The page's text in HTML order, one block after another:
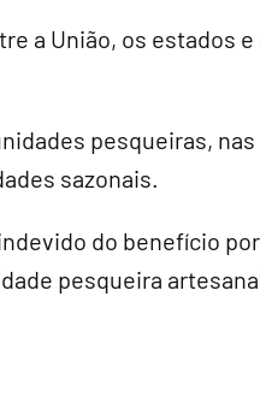
a União, os estados e
pesqueiras, nas
sazonais.
do benefício por
pesqueira